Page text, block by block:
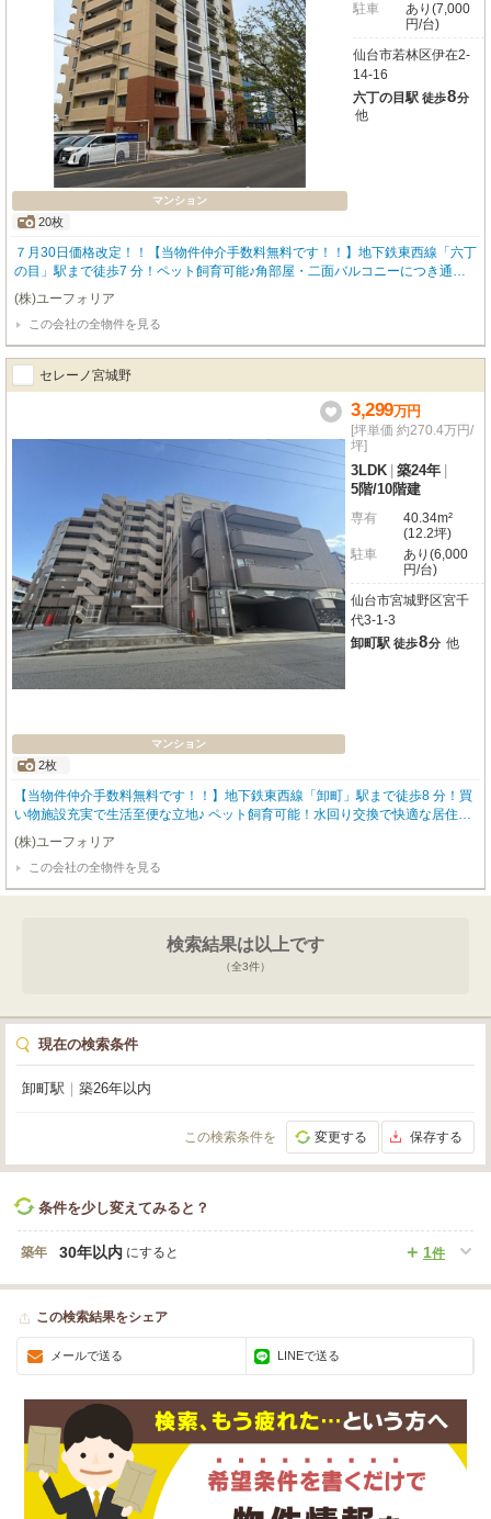
マンション
20枚
駐車
あり(7,000
円/台)
仙台市若林区伊在2-
14-16
六丁の目駅 徒歩8分
他
７月30日価格改定！！【当物件仲介手数料無料です！！】地下鉄東西線「六丁
の目」駅まで徒歩7 分！ペット飼育可能♪角部屋・二面バルコニーにつき通風
良好な広々4LDK♪
(株)ユーフォリア
この会社の全物件を見る
セレーノ宮城野
マンション
2枚
3,299万円
[坪単価 約270.4万円/
坪]
3LDK 築24年
5階/10階建
専有
40.34m²
(12.2坪)
駐車
あり(6,000
円/台)
仙台市宮城野区宮千
代3-1-3
卸町駅 徒歩8分 他
【当物件仲介手数料無料です！！】地下鉄東西線「卸町」駅まで徒歩8 分！買
い物施設充実で生活至便な立地♪ ペット飼育可能！水回り交換で快適な居住空
間の実現♪
(株)ユーフォリア
この会社の全物件を見る
検索結果は以上です
（全3件）
現在の検索条件
卸町駅 築26年以内
この検索条件を 変更する 保存する
条件を少し変えてみると？
築年 1件
30年以内 にすると
この検索結果をシェア
メールで送る LINEで送る